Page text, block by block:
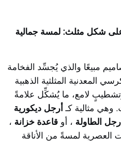
شكل مثلث: لمسة جمالية
مبيعًا والذي يُجسِّد الفخامة
المعدنية المثلثية الذهبية
لامع، ما يُشكِّل علامةً
مثالية كـ أرجل ديكورية
الطاولة ، أو قاعدة خزانة ،
لمسةً من الأناقة